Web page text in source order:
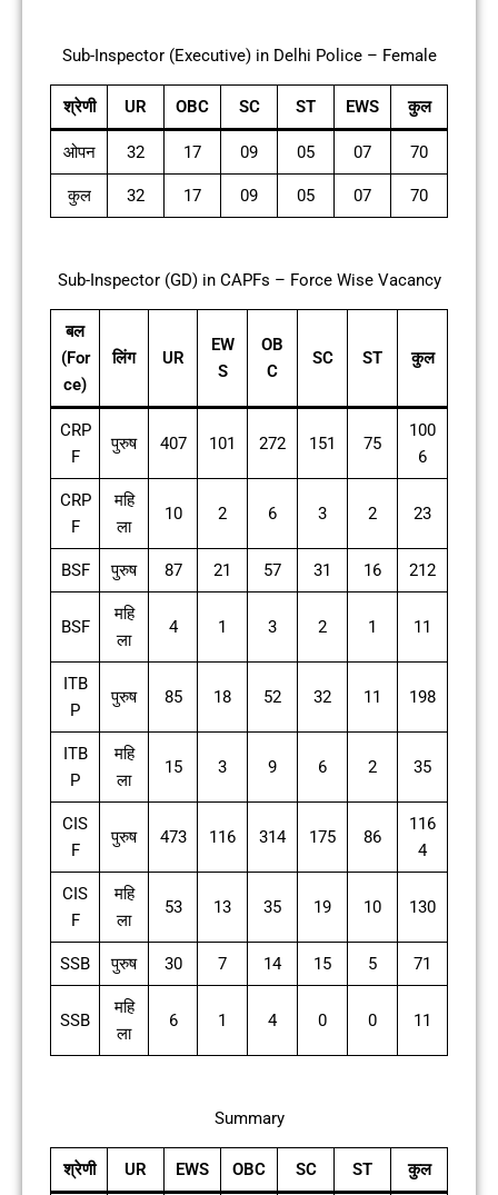
Sub-Inspector (Executive) in Delhi Police – Female
श्रेणी UR OBC SC ST EWS कुल
ओपन 32 17 09 05 07 70
कुल 32 17 09 05 07 70
Sub-Inspector (GD) in CAPFs – Force Wise Vacancy
बल
(For
ce)
लिंग UR
EW
S
OB
C
SC ST कुल
CRP
F
पुरुष 407 101 272 151 75
100
6
CRP
F
महि
ला
10 2 6 3 2 23
BSF पुरुष 87 21 57 31 16 212
BSF
महि
ला
4 1 3 2 1 11
ITB
P
पुरुष 85 18 52 32 11 198
ITB
P
महि
ला
15 3 9 6 2 35
CIS
F
पुरुष 473 116 314 175 86
116
4
CIS
F
महि
ला
53 13 35 19 10 130
SSB पुरुष 30 7 14 15 5 71
SSB
महि
ला
6 1 4 0 0 11
Summary
श्रेणी UR EWS OBC SC ST कुल